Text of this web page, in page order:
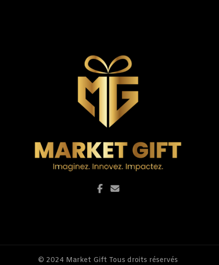
© 2024 Market Gift Tous droits réservés